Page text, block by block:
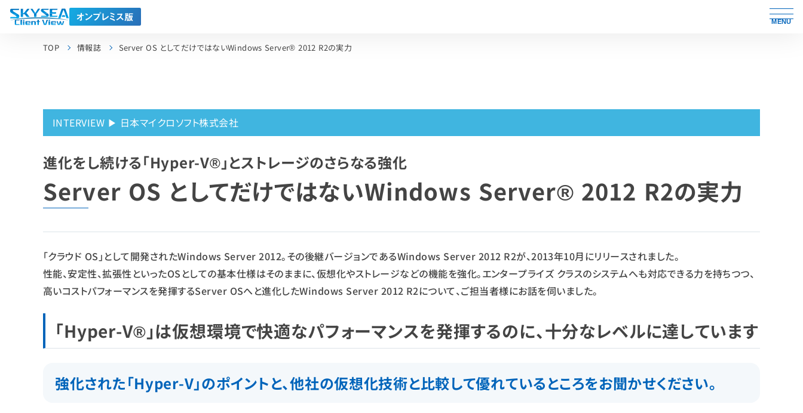
MENU
TOP 情報誌 Server OS としてだけではないWindows Server® 2012 R2の実力
INTERVIEW ▶ 日本マイクロソフト株式会社
進化をし続ける「Hyper-V®」とストレージのさらなる強化
Server OS としてだけではないWindows Server® 2012 R2の実力
「クラウド OS」として開発されたWindows Server 2012。その後継バージョンであるWindows Server 2012 R2が、2013年10月にリリースされました。
性能、安定性、拡張性といったOSとしての基本仕様はそのままに、仮想化やストレージなどの機能を強化。エンタープライズ クラスのシステムへも対応できる力を持ちつつ、
高いコストパフォーマンスを発揮するServer OSへと進化したWindows Server 2012 R2について、ご担当者様にお話を伺いました。
「Hyper-V®」は仮想環境で快適なパフォーマンスを発揮するのに、十分なレベルに達しています
強化された「Hyper-V」のポイントと、他社の仮想化技術と比較して優れているところをお聞かせください。